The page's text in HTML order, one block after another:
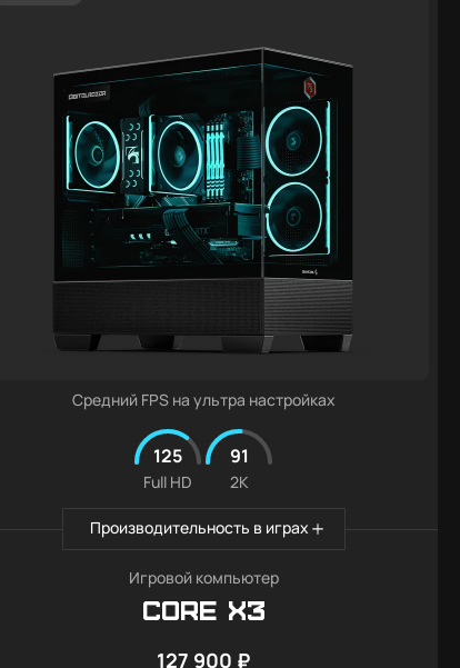
Средний FPS на ультра настройках
125
Full HD
91
2K
Производительность в играх
Игровой компьютер
Core X3
127 900 ₽